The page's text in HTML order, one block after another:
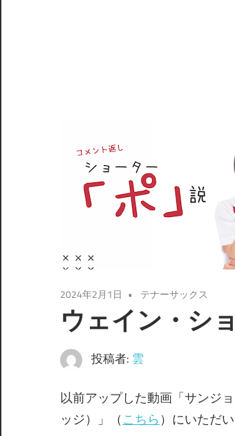
2024年2月1日 テナーサックス
ウェイン・シ
投稿者: 雲
以前アップした動画「サンジ
ッジ）」（こちら ）にいただ